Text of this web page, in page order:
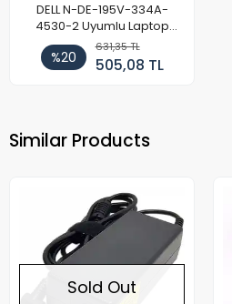
DELL N-DE-195V-334A-
4530-2 Uyumlu Laptop
Adaptör 90W
%20
631,35 TL
505,08 TL
Similar Products
Sold Out